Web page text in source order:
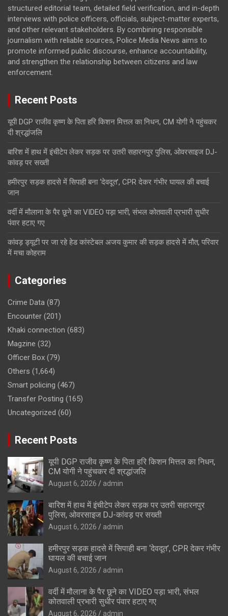
structured editorial team, detailed field verification, and in-depth
interviews with police officers, officials, subject-matter experts,
and other relevant stakeholders. By combining responsible
journalism with reliable sources, Police Media News aims to
promote informed public discourse, enhance accountability,
and strengthen the relationship between citizens and law
enforcement.
Recent Posts
यूपी DGP राजीव कृष्ण के पिता हरि किशन मित्तल का निधन, CM योगी ने पहुंचकर
दी श्रद्धांजलि
बारिश में हाथ में इंचीटेप लेकर सड़क पर उतरी सहारनपुर पुलिस, ओवरसाइज DJ-
कांवड़ पर सख्ती
हमीरपुर सड़क हादसे में सिपाही बना ‘देवदूत’, CPR देकर गंभीर घायल की बचाई
जान
वर्दी में मौलाना के पैर छूने का VIDEO पड़ा भारी, संभल कोतवाली प्रभारी सुधीर
पंवार हटाए गए
कांवड़ ड्यूटी पर जा रहे हेड कांस्टेबल अजय कुमार की सड़क हादसे में मौत, परिवार
में मचा कोहराम
Categories
Crime Data (87)
Encounter (201)
Khaki connection (683)
Magzine (32)
Officer Box (79)
Others (1,664)
Smart policing (467)
Transfer Posting (165)
Uncategorized (60)
Recent Posts
यूपी DGP राजीव कृष्ण के पिता हरि किशन मित्तल का निधन,
CM योगी ने पहुंचकर दी श्रद्धांजलि
August 6, 2026 admin
बारिश में हाथ में इंचीटेप लेकर सड़क पर उतरी सहारनपुर
पुलिस, ओवरसाइज DJ-कांवड़ पर सख्ती
August 6, 2026 admin
हमीरपुर सड़क हादसे में सिपाही बना ‘देवदूत’, CPR देकर गंभीर
घायल की बचाई जान
August 6, 2026 admin
वर्दी में मौलाना के पैर छूने का VIDEO पड़ा भारी, संभल
कोतवाली प्रभारी सुधीर पंवार हटाए गए
August 6, 2026 admin